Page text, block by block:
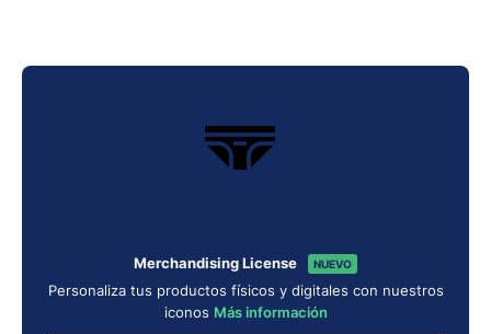
Merchandising License NUEVO
Personaliza tus productos físicos y digitales con nuestros
iconos Más información